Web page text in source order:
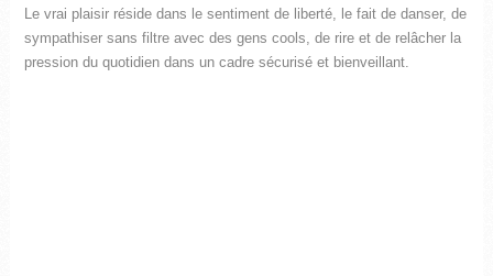
Le vrai plaisir réside dans le sentiment de liberté, le fait de danser, de
sympathiser sans filtre avec des gens cools, de rire et de relâcher la
pression du quotidien dans un cadre sécurisé et bienveillant.